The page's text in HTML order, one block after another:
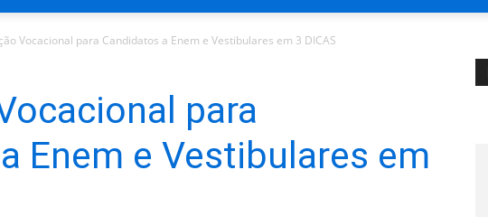
Vocacional para Candidatos a Enem e Vestibulares em 3 DICAS
para
Enem e Vestibulares em